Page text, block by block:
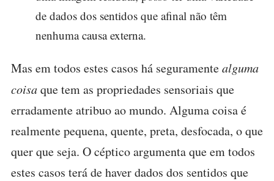
de dados dos sentidos que afinal não têm
nenhuma causa externa.
Mas em todos estes casos há seguramentealguma
coisaque tem as propriedades sensoriais que
erradamente atribuo ao mundo. Alguma coisa é
realmente pequena, quente, preta, desfocada, o que
quer que seja. O céptico argumenta que em todos
estes casos terá de haver dados dos sentidos que